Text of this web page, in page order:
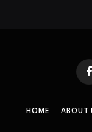
HOME ABOUT